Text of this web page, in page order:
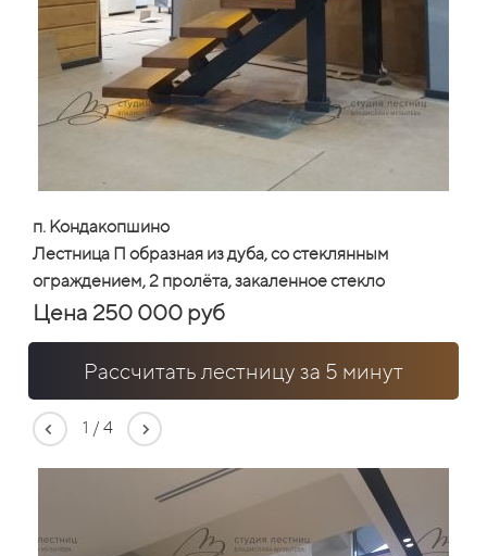
п. Кондакопшино
Лестница П образная из дуба, со стеклянным
ограждением, 2 пролёта, закаленное стекло
Цена 250 000 руб
Рассчитать лестницу за 5 минут
1 / 4